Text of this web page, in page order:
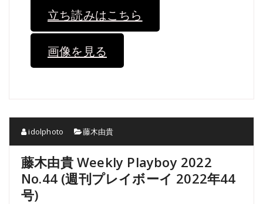
立ち読みはこちら
画像を見る
idolphoto 藤木由貴
藤木由貴 Weekly Playboy 2022
No.44 (週刊プレイボーイ 2022年44
号)